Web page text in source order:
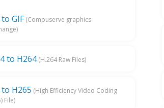
GIF(Compuserve graphics
to H264(H.264 Raw Files)
H265 (High Efficiency Video Coding
File)